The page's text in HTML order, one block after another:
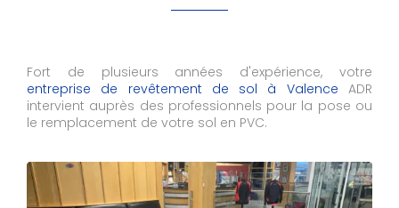
Fort de plusieurs années d'expérience, votre
entreprise de revêtement de sol à Valence ADR
intervient auprès des professionnels pour la pose ou
le remplacement de votre sol en PVC.